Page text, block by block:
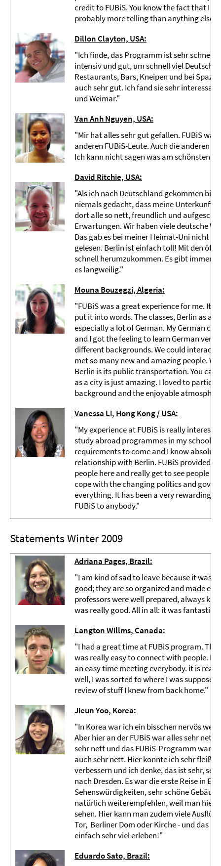
credit to FUBiS. You know the fact that I
probably more telling than anything else."
Dillon Clayton, USA:
"Ich finde, das Programm ist sehr schnell
intensiv und gut, um schnell viel Deutsch
Restaurants, Bars, Kneipen und bei
auch sehr gut. Ich fand sie sehr
und Weimar."
Van Anh Nguyen, USA:
"Mir hat alles sehr gut gefallen. FUBiS
anderen FUBiS-Leute. Auch die anderen
Ich kann nicht sagen was am schönsten
David Ritchie, USA:
"Als ich nach Deutschland gekommen
niemals gedacht, dass meine Unterkunft
dort alle so nett, freundlich und
Erwartungen. Wir haben viele deutsche
Das gab es bei meiner Heimat-Uni nicht
gelesen. Berlin ist einfach toll! Mit den
schnell herumzukommen. Es gibt immer
es langweilig."
Mouna Bouzegzi, Algeria:
"FUBiS was a great experience for me. It
put it into words. The classes, Berlin as a
especially a lot of German. My German
and I got the feeling to learn German very
different backgrounds. We could interact
met so many new and amazing people.
Berlin is its public transportation. You
as a city is just amazing. I loved to
background and the enjoyable
Vanessa Li, Hong Kong / USA:
"My experience at FUBiS is really
study abroad programmes in my school
requirements to come and I know
relationship with Berlin. FUBiS provided
people here and really get to see people
cope with the changing politics and
everything. It has been a very rewarding
FUBiS to anybody."
Statements Winter 2009
Adriana Pages, Brazil:
"I am kind of sad to leave because it was
good; they are so organized and made
professors were well prepared, always
was really good. All in all: it was fantastic."
Langton Willms, Canada:
"I had a great time at FUBiS program.
was really easy to connect with people. I
an easy time meeting everybody. it is
well, I was sorted to where I was
review of stuff I knew from back home."
Jieun Yoo, Korea:
"In Korea war ich ein bisschen nervös weil
Aber hier an der FUBiS war alles sehr
sehr nett und das FUBiS-Programm war
auch sehr nett. Hier konnte ich sehr
verbessern und ich denke, das ist sehr,
nach Dresden. Es war die erste Reise in
Sehenswürdigkeiten, sehr schöne
natürlich weiterempfehlen, weil man hier
sehen. Hier kann man zudem viele
Tor, Berliner Dom oder Kirche - und das
einfach sehr viel erleben!"
Eduardo Sato, Brazil: